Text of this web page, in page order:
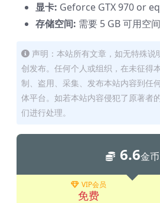
显卡: Geforce GTX 970 or
存储空间: 需要 5 GB 可用空间
声明：本站所有文章，如无特殊说
创发布。任何个人或组织，在未征得
制、盗用、采集、发布本站内容到任
体平台。如若本站内容侵犯了原著者
们进行处理。
6.6金币
VIP会员
免费